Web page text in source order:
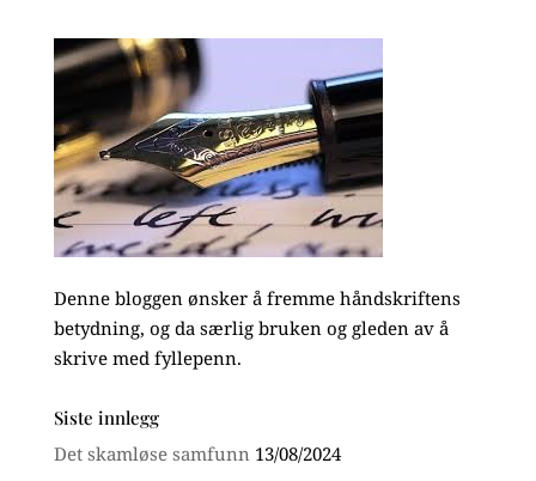
Denne bloggen ønsker å fremme håndskriftens
betydning, og da særlig bruken og gleden av å
skrive med fyllepenn.
Siste innlegg
Det skamløse samfunn 13/08/2024